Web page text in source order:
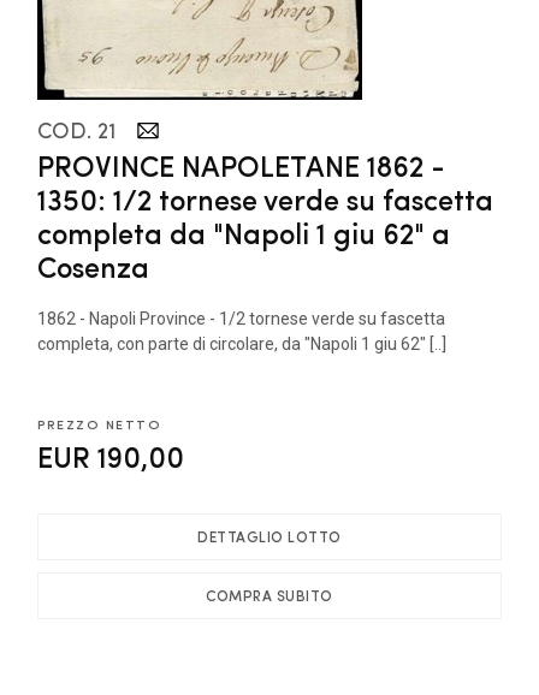
COD. 21
PROVINCE NAPOLETANE 1862 -
1350: 1/2 tornese verde su fascetta
completa da "Napoli 1 giu 62" a
Cosenza
1862 - Napoli Province - 1/2 tornese verde su fascetta
completa, con parte di circolare, da "Napoli 1 giu 62" [..]
PREZZO NETTO
EUR 190,00
DETTAGLIO LOTTO
COMPRA SUBITO